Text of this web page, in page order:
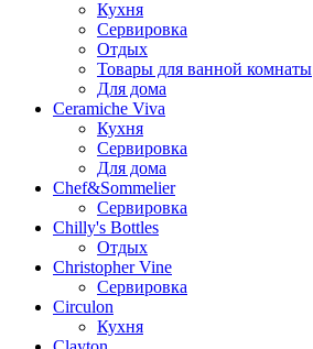
Кухня
Сервировка
Отдых
Товары для ванной комнаты
Для дома
Ceramiche Viva
Кухня
Сервировка
Для дома
Chef&Sommelier
Сервировка
Chilly's Bottles
Отдых
Christopher Vine
Сервировка
Circulon
Кухня